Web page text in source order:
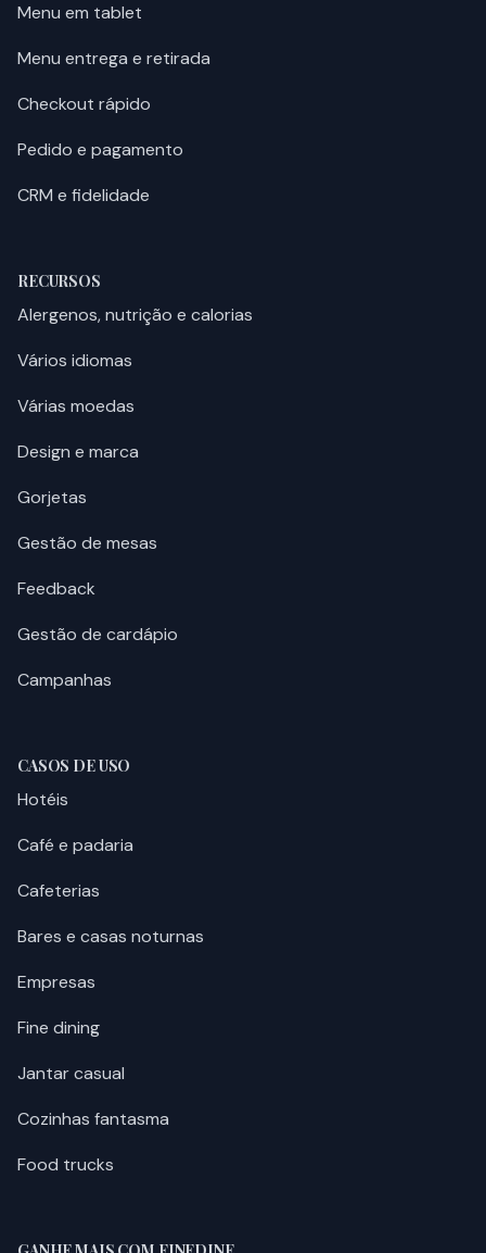
Menu em tablet
Menu entrega e retirada
Checkout rápido
Pedido e pagamento
CRM e fidelidade
RECURSOS
Alergenos, nutrição e calorias
Vários idiomas
Várias moedas
Design e marca
Gorjetas
Gestão de mesas
Feedback
Gestão de cardápio
Campanhas
CASOS DE USO
Hotéis
Café e padaria
Cafeterias
Bares e casas noturnas
Empresas
Fine dining
Jantar casual
Cozinhas fantasma
Food trucks